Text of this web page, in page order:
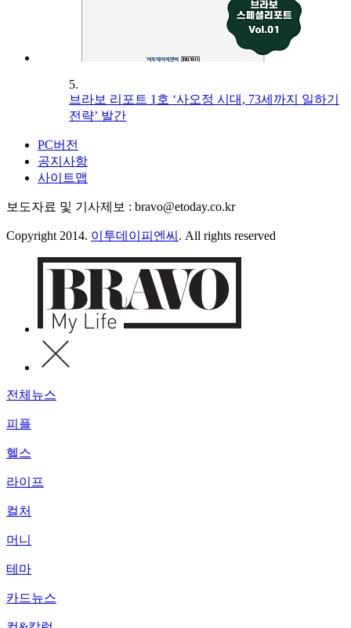
5.
브라보 리포트 1호 ‘사오정 시대, 73세까지 일하기
전략’ 발간
PC버전
공지사항
사이트맵
보도자료 및 기사제보 : bravo@etoday.co.kr
Copyright 2014. 이투데이피엔씨 . All rights reserved
전체뉴스
피플
헬스
라이프
컬처
머니
테마
카드뉴스